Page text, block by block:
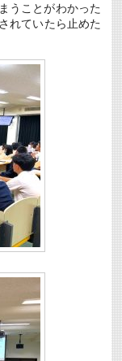
うことがわかった
れていたら止めた